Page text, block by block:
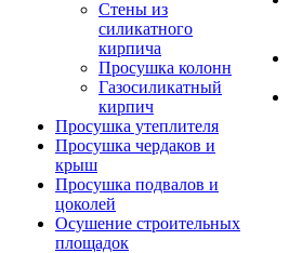
Стены из
силикатного
кирпича
Просушка колонн
Газосиликатный
кирпич
Просушка утеплителя
Просушка чердаков и
крыш
Просушка подвалов и
цоколей
Осушение строительных
площадок